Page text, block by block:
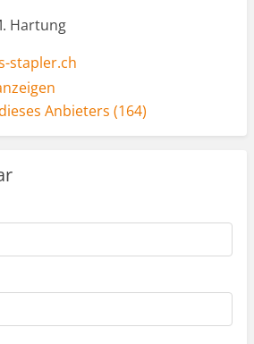
Hartung
stapler.ch
Anbieters (164)